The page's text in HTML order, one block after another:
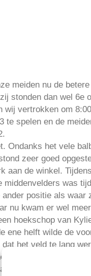
meiden nu de
stonden dan wel 6e
wij vertrokken om
te spelen en de
Ondanks het vele
zeer goed
aan de winkel.
was
positie als waar
nu kwam er wel
hoekschop van
ene helft wilde de
het veld te lang
bij Samantha, zij
konden de meiden